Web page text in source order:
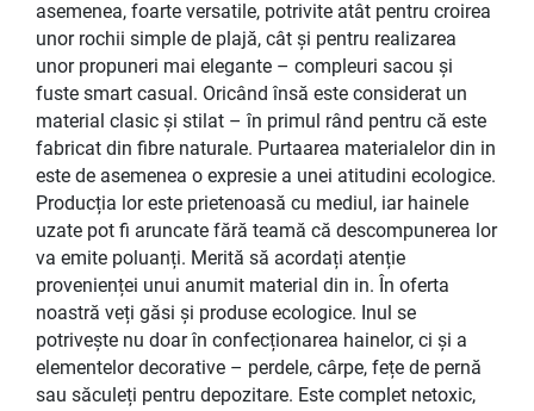
asemenea, foarte versatile, potrivite atât pentru croirea
unor rochii simple de plajă, cât și pentru realizarea
unor propuneri mai elegante – compleuri sacou și
fuste smart casual. Oricând însă este considerat un
material clasic și stilat – în primul rând pentru că este
fabricat din fibre naturale. Purtaarea materialelor din in
este de asemenea o expresie a unei atitudini ecologice.
Producția lor este prietenoasă cu mediul, iar hainele
uzate pot fi aruncate fără teamă că descompunerea lor
va emite poluanți. Merită să acordați atenție
provenienței unui anumit material din in. În oferta
noastră veți găsi și produse ecologice. Inul se
potrivește nu doar în confecționarea hainelor, ci și a
elementelor decorative – perdele, cârpe, fețe de pernă
sau săculeți pentru depozitare. Este complet netoxic,